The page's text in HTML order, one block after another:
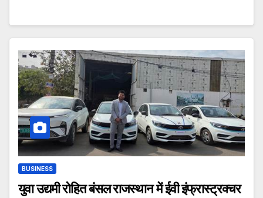
BUSINESS
युवा उद्यमी रोहित बंसल राजस्थान में ईवी इंफ्रास्ट्रक्चर